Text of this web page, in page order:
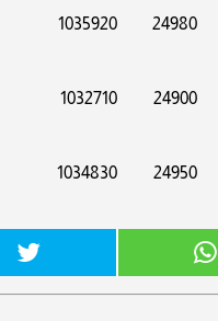
24980
1035920
24900
1032710
24950
1034830